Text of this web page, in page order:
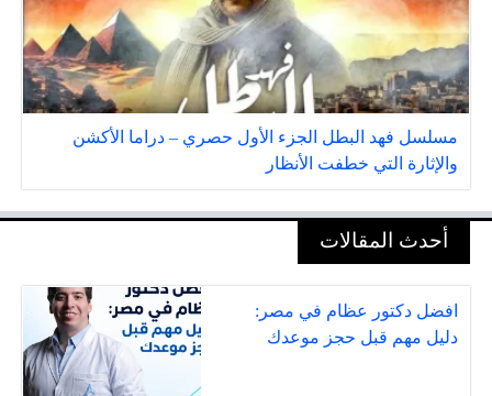
مسلسل فهد البطل الجزء الأول حصري – دراما الأكشن
والإثارة التي خطفت الأنظار
أحدث المقالات
افضل دكتور عظام في مصر:
دليل مهم قبل حجز موعدك